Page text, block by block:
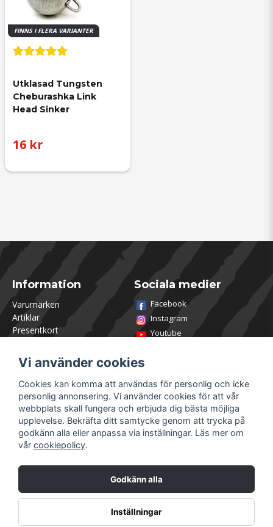
FINNS I FLERA VARIANTER
Utklasad Tungsten
Cheburashka Link
Head Sinker
16 kr
Information
Varumärken
Artiklar
Presentkort
Om Utklasad
Team Utklasad
Recensera och vinn
Öppettider Lagershop
Jobba hos oss
Returer
Villkor & Policy
Sociala medier
Facebook
Instagram
Youtube
Registrera dig
Glömt lösenord?
Vi använder cookies
Cookies kan komma att användas för personlig och icke
personlig annonsering. Vi använder cookies för att vår
webbplats skall fungera och erbjuda dig bästa möjliga
upplevelse. Bekräfta ditt samtycke genom att trycka på
godkänn alla eller anpassa via inställningar. Läs mer om
vår cookiepolicy.
Godkänn alla
Inställningar